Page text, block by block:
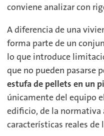
conviene analizar con
A diferencia de una
forma parte de un
lo que introduce
que no pueden pasarse
estufa de pellets en un
únicamente del equipo
edificio, de la normativa
características reales de